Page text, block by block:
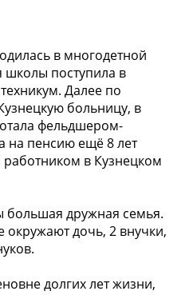
в многодетной
школы поступила в
Далее по
больницу, в
фельдшером-
на пенсию ещё 8 лет
в Кузнецком
дружная семья.
дочь, 2 внучки,
долгих лет жизни,